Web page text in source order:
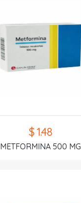
$ 1.48
METFORMINA 500 MG